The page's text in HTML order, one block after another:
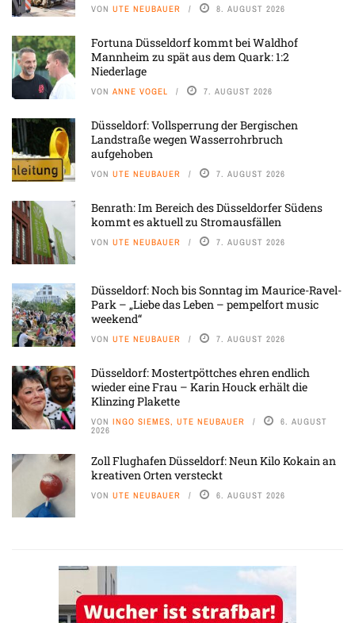
VON UTE NEUBAUER 8. AUGUST 2026
Fortuna Düsseldorf kommt bei Waldhof
Mannheim zu spät aus dem Quark: 1:2
Niederlage
VON ANNE VOGEL 7. AUGUST 2026
Düsseldorf: Vollsperrung der Bergischen
Landstraße wegen Wasserrohrbruch
aufgehoben
VON UTE NEUBAUER 7. AUGUST 2026
Benrath: Im Bereich des Düsseldorfer Südens
kommt es aktuell zu Stromausfällen
VON UTE NEUBAUER 7. AUGUST 2026
Düsseldorf: Noch bis Sonntag im Maurice-Ravel-
Park – „Liebe das Leben – pempelfort music
weekend“
VON UTE NEUBAUER 7. AUGUST 2026
Düsseldorf: Mostertpöttches ehren endlich
wieder eine Frau – Karin Houck erhält die
Klinzing Plakette
VON INGO SIEMES, UTE NEUBAUER 6. AUGUST
2026
Zoll Flughafen Düsseldorf: Neun Kilo Kokain an
kreativen Orten versteckt
VON UTE NEUBAUER 6. AUGUST 2026